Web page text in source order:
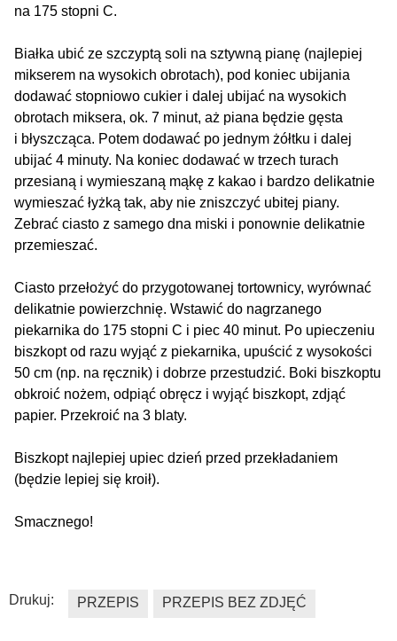
na 175 stopni C.
Białka ubić ze szczyptą soli na sztywną pianę (najlepiej
mikserem na wysokich obrotach), pod koniec ubijania
dodawać stopniowo cukier i dalej ubijać na wysokich
obrotach miksera, ok. 7 minut, aż piana będzie gęsta
i błyszcząca. Potem dodawać po jednym żółtku i dalej
ubijać 4 minuty. Na koniec dodawać w trzech turach
przesianą i wymieszaną mąkę z kakao i bardzo delikatnie
wymieszać łyżką tak, aby nie zniszczyć ubitej piany.
Zebrać ciasto z samego dna miski i ponownie delikatnie
przemieszać.
Ciasto przełożyć do przygotowanej tortownicy, wyrównać
delikatnie powierzchnię. Wstawić do nagrzanego
piekarnika do 175 stopni C i piec 40 minut. Po upieczeniu
biszkopt od razu wyjąć z piekarnika, upuścić z wysokości
50 cm (np. na ręcznik) i dobrze przestudzić. Boki biszkoptu
obkroić nożem, odpiąć obręcz i wyjąć biszkopt, zdjąć
papier. Przekroić na 3 blaty.
Biszkopt najlepiej upiec dzień przed przekładaniem
(będzie lepiej się kroił).
Smacznego!
Drukuj: PRZEPIS PRZEPIS BEZ ZDJĘĆ